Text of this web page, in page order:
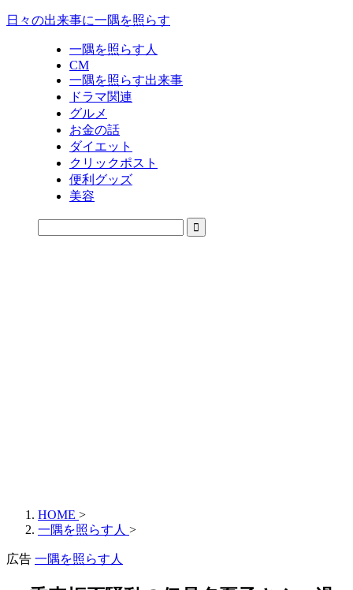
日々の出来事に一隅を照らす
一隅を照らす人
CM
一隅を照らす出来事
ドラマ関連
グルメ
お金の話
ダイエット
クリックポスト
便利グッズ
美容
HOME >
一隅を照らす人 >
広告 一隅を照らす人